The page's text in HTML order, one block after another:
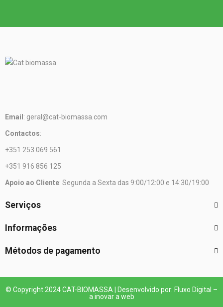
Email : geral@cat-biomassa.com
Contactos:
+351 253 069 561
+351 916 856 125
Apoio ao Cliente: Segunda a Sexta das 9:00/12:00 e 14:30/19:00
Serviços
Informações
Métodos de pagamento
© Copyright 2024 CAT-BIOMASSA | Desenvolvido por: Fluxo Digital –
a inovar a web